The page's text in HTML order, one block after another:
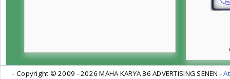
- Copyright © 2009 -2026 MAHA KARYA 86 ADVERTISING SENEN -